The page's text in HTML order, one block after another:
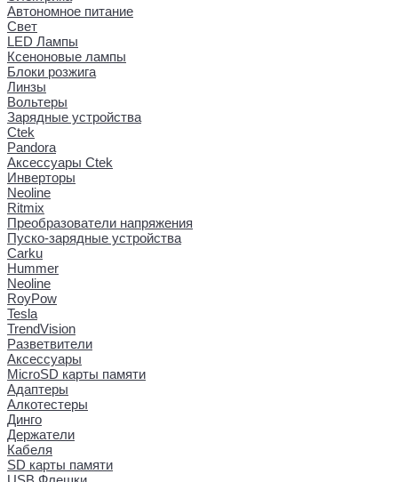
Автономное питание
Свет
LED Лампы
Ксеноновые лампы
Блоки розжига
Линзы
Вольтеры
Зарядные устройства
Ctek
Pandora
Аксессуары Ctek
Инверторы
Neoline
Ritmix
Преобразователи напряжения
Пуско-зарядные устройства
Carku
Hummer
Neoline
RoyPow
Tesla
TrendVision
Разветвители
Аксессуары
MicroSD карты памяти
Адаптеры
Алкотестеры
Динго
Держатели
Кабеля
SD карты памяти